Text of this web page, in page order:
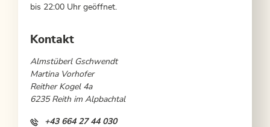
bis 22:00 Uhr geöffnet.
Kontakt
Almstüberl Gschwendt
Martina Vorhofer
Reither Kogel 4a
6235 Reith im Alpbachtal
+43 664 27 44 030